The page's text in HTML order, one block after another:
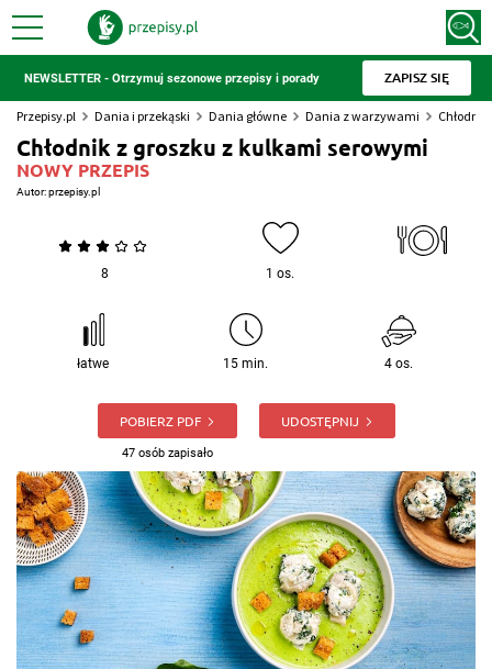
NEWSLETTER - Otrzymuj sezonowe przepisy i porady ZAPISZ SIĘ
Przepisy.pl Dania i przekąski Dania główne Dania z warzywami
Chłodnik z groszku z kulkami serowymi
NOWY PRZEPIS
Autor:przepisy.pl
8 1 os.
łatwe 15 min. 4 os.
POBIERZ PDF
47 osób zapisało
UDOSTĘPNIJ